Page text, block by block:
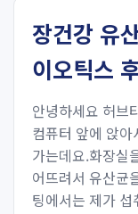
장건강 유
이오틱스
안녕하세요 허브
컴퓨터 앞에 앉
가는데요.화장실
어뜨려서 유산균
팅에서는 제가